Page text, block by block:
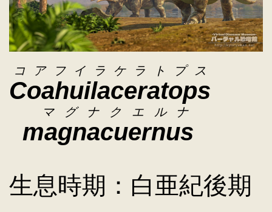
キ
ッ
Coahuilaceratops
コアフイラケラトプス
magnacuernus
マグナクエルナ
生息時期：白亜紀後期